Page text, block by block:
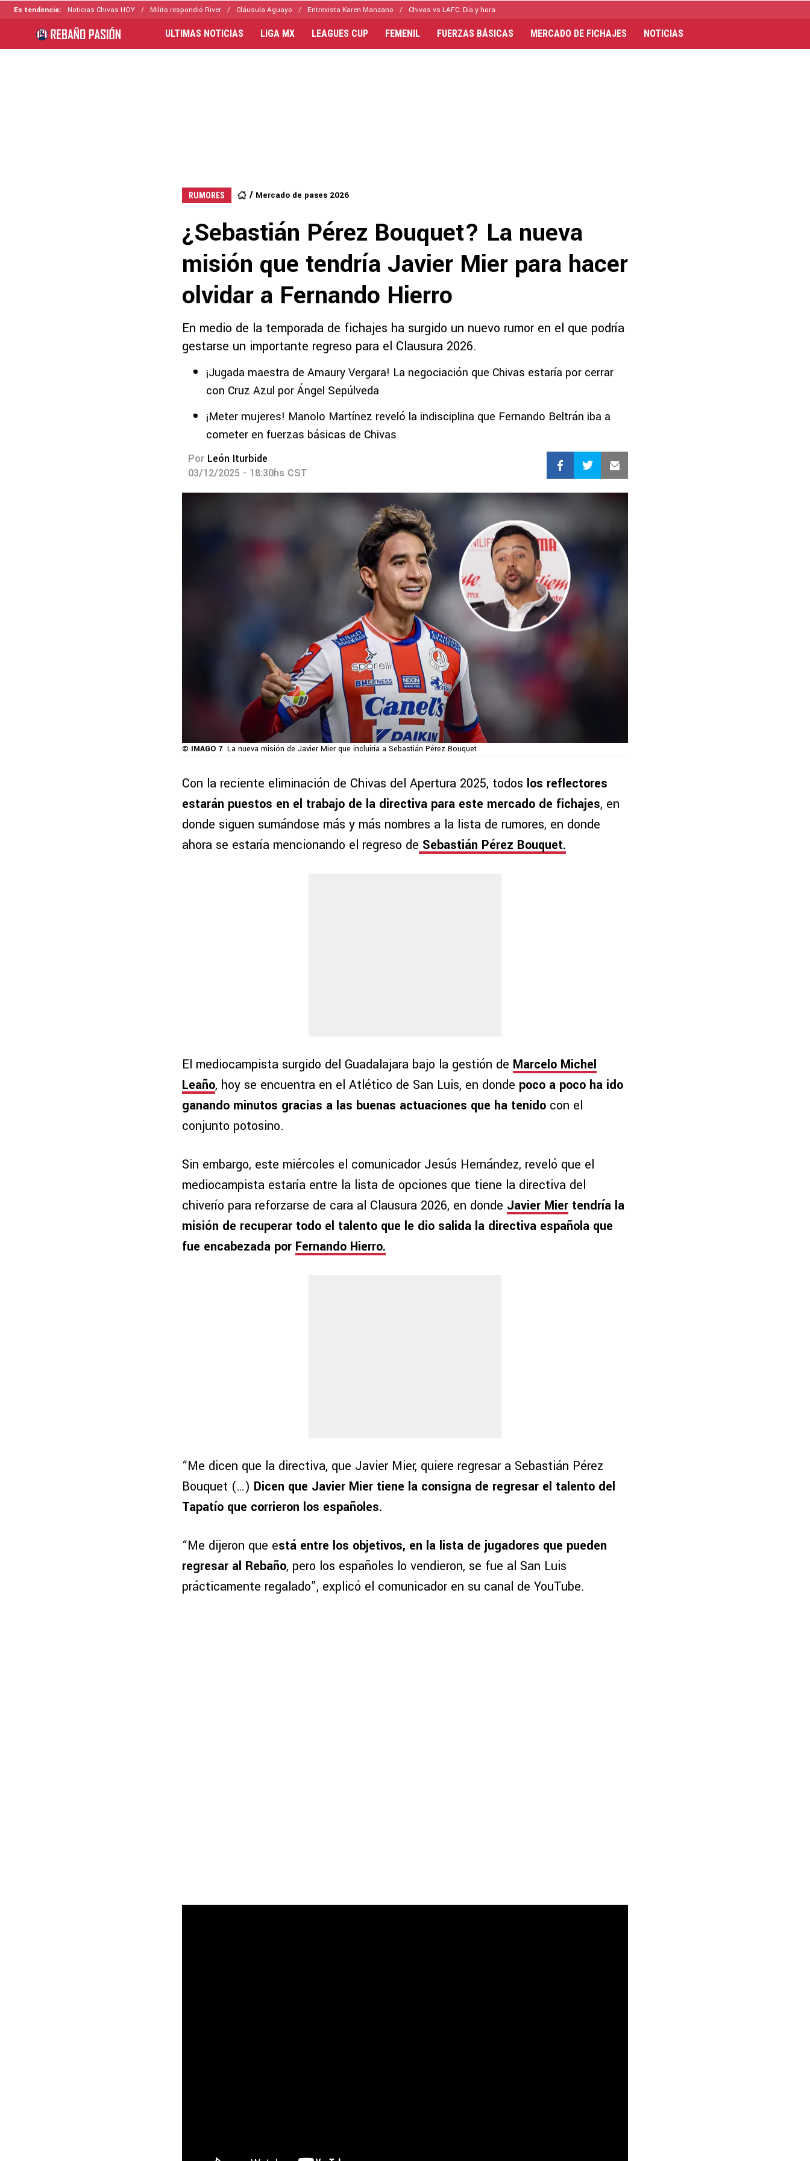
Es tendencia: Noticias Chivas HOY Milito respondió River Cláusula Aguayo Entrevista Karen Manzano Chivas vs LAFC: Día y hora
ULTIMAS NOTICIAS LIGA MX LEAGUES CUP FEMENIL FUERZAS BÁSICAS MERCADO DE FICHAJES NOTICIAS
RUMORES Mercado de pases 2026
¿Sebastián Pérez Bouquet? La nueva
misión que tendría Javier Mier para hacer
olvidar a Fernando Hierro
En medio de la temporada de fichajes ha surgido un nuevo rumor en el que podría
gestarse un importante regreso para el Clausura 2026.
¡Jugada maestra de Amaury Vergara! La negociación que Chivas estaría por cerrar
con Cruz Azul por Ángel Sepúlveda
¡Meter mujeres! Manolo Martínez reveló la indisciplina que Fernando Beltrán iba a
cometer en fuerzas básicas de Chivas
Por León Iturbide
03/12/2025 - 18:30hs CST
© IMAGO 7 La nueva misión de Javier Mier que incluiría a Sebastián Pérez Bouquet
Con la reciente eliminación de Chivas del Apertura 2025, todos los reflectores
estarán puestos en el trabajo de la directiva para este mercado de fichajes, en
donde siguen sumándose más y más nombres a la lista de rumores, en donde
ahora se estaría mencionando el regreso de Sebastián Pérez Bouquet.
El mediocampista surgido del Guadalajara bajo la gestión de Marcelo Michel
Leaño, hoy se encuentra en el Atlético de San Luis, en donde poco a poco ha ido
ganando minutos gracias a las buenas actuaciones que ha tenido con el
conjunto potosino.
Sin embargo, este miércoles el comunicador Jesús Hernández, reveló que el
mediocampista estaría entre la lista de opciones que tiene la directiva del
chiverío para reforzarse de cara al Clausura 2026, en donde Javier Mier tendría la
misión de recuperar todo el talento que le dio salida la directiva española que
fue encabezada por Fernando Hierro.
“Me dicen que la directiva, que Javier Mier, quiere regresar a Sebastián Pérez
Bouquet (…) Dicen que Javier Mier tiene la consigna de regresar el talento del
Tapatío que corrieron los españoles.
“Me dijeron que está entre los objetivos, en la lista de jugadores que pueden
regresar al Rebaño, pero los españoles lo vendieron, se fue al San Luis
prácticamente regalado”, explicó el comunicador en su canal de YouTube.